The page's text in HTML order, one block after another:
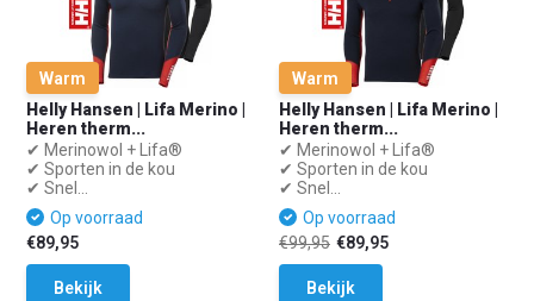
Warm
Helly Hansen | Lifa Merino |
Heren therm...
✔ Merinowol + Lifa®
✔ Sporten in de kou
✔ Snel...
Op voorraad
€89,95
Bekijk
Warm
Helly Hansen | Lifa Merino |
Heren therm...
✔ Merinowol + Lifa®
✔ Sporten in de kou
✔ Snel...
Op voorraad
€99,95 €89,95
Bekijk